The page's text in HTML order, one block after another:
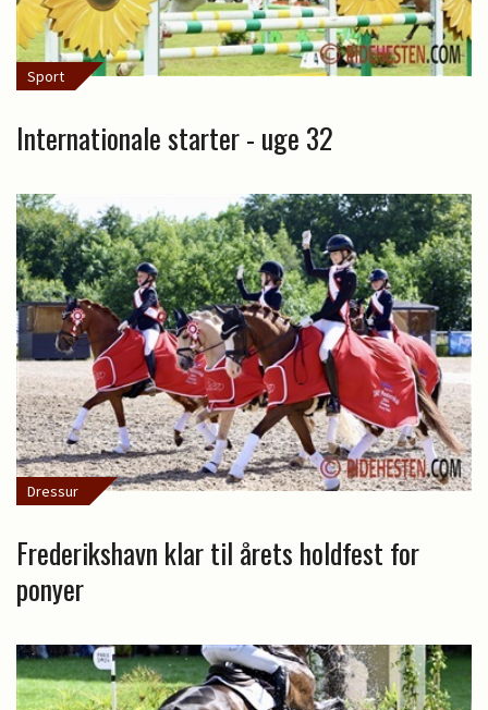
Sport
Internationale starter - uge 32
Dressur
Frederikshavn klar til årets holdfest for
ponyer